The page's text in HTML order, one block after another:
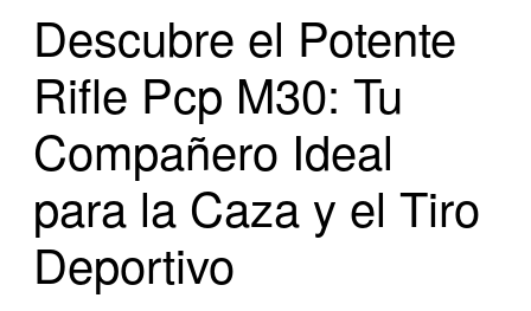
Descubre el Potente
Rifle Pcp M30: Tu
Compañero Ideal
para la Caza y el Tiro
Deportivo